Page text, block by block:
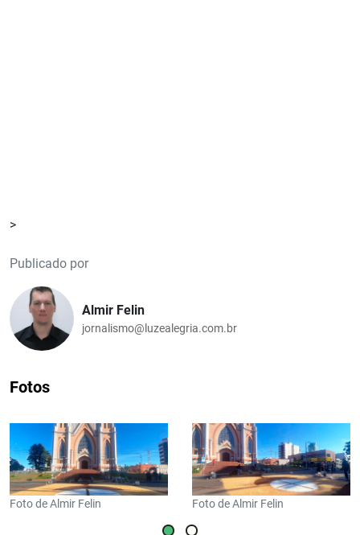
>
Publicado por
Almir Felin
jornalismo@luzealegria.com.br
Fotos
Foto de Almir Felin Foto de Almir Felin